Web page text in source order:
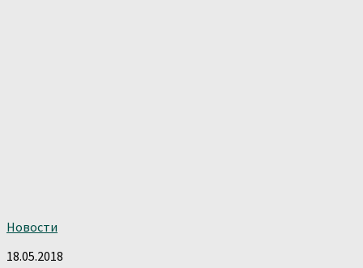
Новости
18.05.2018